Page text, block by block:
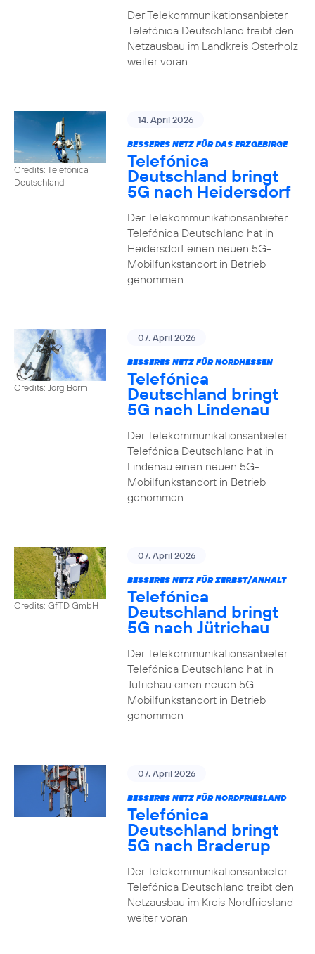
Der Telekommunikationsanbieter
Telefónica Deutschland treibt den
Netzausbau im Landkreis Osterholz
weiter voran
Credits: Telefónica
Deutschland
14. April 2026
BESSERES NETZ FÜR DAS ERZGEBIRGE
Telefónica
Deutschland bringt
5G nach Heidersdorf
Der Telekommunikationsanbieter
Telefónica Deutschland hat in
Heidersdorf einen neuen 5G-
Mobilfunkstandort in Betrieb
genommen
Credits: Jörg Borm
07. April 2026
BESSERES NETZ FÜR NORDHESSEN
Telefónica
Deutschland bringt
5G nach Lindenau
Der Telekommunikationsanbieter
Telefónica Deutschland hat in
Lindenau einen neuen 5G-
Mobilfunkstandort in Betrieb
genommen
Credits: GfTD GmbH
07. April 2026
BESSERES NETZ FÜR ZERBST/ANHALT
Telefónica
Deutschland bringt
5G nach Jütrichau
Der Telekommunikationsanbieter
Telefónica Deutschland hat in
Jütrichau einen neuen 5G-
Mobilfunkstandort in Betrieb
genommen
07. April 2026
BESSERES NETZ FÜR NORDFRIESLAND
Telefónica
Deutschland bringt
5G nach Braderup
Der Telekommunikationsanbieter
Telefónica Deutschland treibt den
Netzausbau im Kreis Nordfriesland
weiter voran